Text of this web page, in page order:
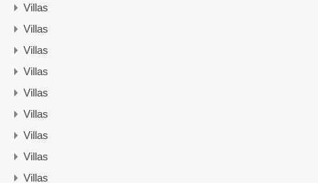
Villas
Villas
Villas
Villas
Villas
Villas
Villas
Villas
Villas